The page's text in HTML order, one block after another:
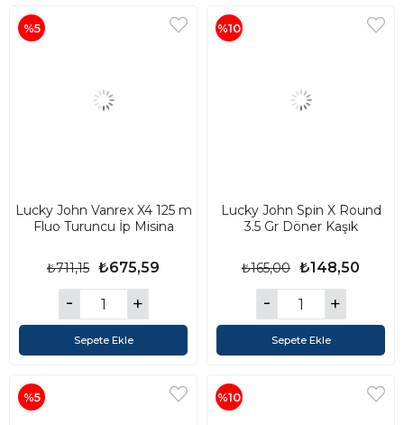
Lucky John Vanrex X4 125 m
Fluo Turuncu İp Misina
₺675,59
₺711,15
Sepete Ekle
%5
Lucky John Spin X Round
3.5 Gr Döner Kaşık
₺148,50
₺165,00
Sepete Ekle
%10
%5 %10